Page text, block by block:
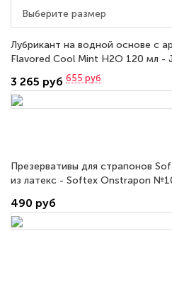
Лубрикант на водной основе с
Flavored Cool Mint H2O 120 мл -
3 265 руб 655 руб
Презервативы для страпонов
из латекс - Softex Onstrapon
490 руб